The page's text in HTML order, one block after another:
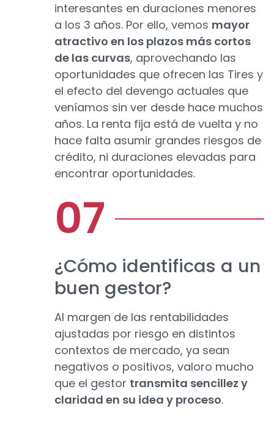
interesantes en duraciones menores
a los 3 años. Por ello, vemos mayor
atractivo en los plazos más cortos
de las curvas, aprovechando las
oportunidades que ofrecen las Tires y
el efecto del devengo actuales que
veníamos sin ver desde hace muchos
años. La renta fija está de vuelta y no
hace falta asumir grandes riesgos de
crédito, ni duraciones elevadas para
encontrar oportunidades.
¿Cómo identificas a un
buen gestor?
Al margen de las rentabilidades
ajustadas por riesgo en distintos
contextos de mercado, ya sean
negativos o positivos, valoro mucho
que el gestor transmita sencillez y
claridad en su idea y proceso.